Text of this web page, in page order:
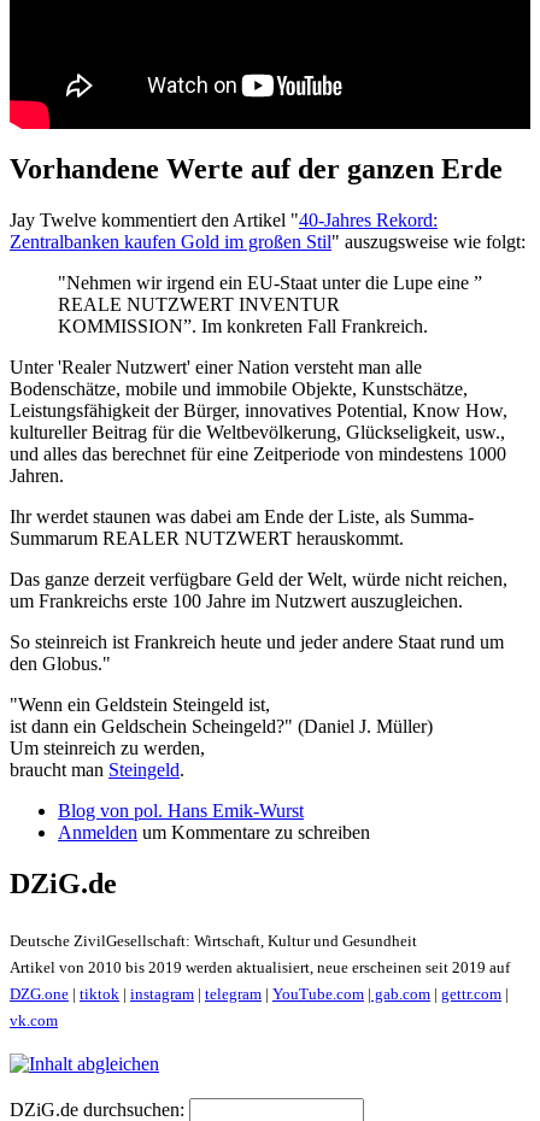
Vorhandene Werte auf der ganzen Erde
Jay Twelve kommentiert den Artikel "40-Jahres Rekord:
Zentralbanken kaufen Gold im großen Stil" auszugsweise wie folgt:
"Nehmen wir irgend ein EU-Staat unter die Lupe eine ”
REALE NUTZWERT INVENTUR
KOMMISSION”. Im konkreten Fall Frankreich.
Unter 'Realer Nutzwert' einer Nation versteht man alle
Bodenschätze, mobile und immobile Objekte, Kunstschätze,
Leistungsfähigkeit der Bürger, innovatives Potential, Know How,
kultureller Beitrag für die Weltbevölkerung, Glückseligkeit, usw.,
und alles das berechnet für eine Zeitperiode von mindestens 1000
Jahren.
Ihr werdet staunen was dabei am Ende der Liste, als Summa-
Summarum REALER NUTZWERT herauskommt.
Das ganze derzeit verfügbare Geld der Welt, würde nicht reichen,
um Frankreichs erste 100 Jahre im Nutzwert auszugleichen.
So steinreich ist Frankreich heute und jeder andere Staat rund um
den Globus."
"Wenn ein Geldstein Steingeld ist,
ist dann ein Geldschein Scheingeld?" (Daniel J. Müller)
Um steinreich zu werden,
braucht man Steingeld.
Blog von pol. Hans Emik-Wurst
Anmelden um Kommentare zu schreiben
DZiG.de
Deutsche ZivilGesellschaft: Wirtschaft, Kultur und Gesundheit
Artikel von 2010 bis 2019 werden aktualisiert, neue erscheinen seit 2019 auf
DZG.one | tiktok | instagram | telegram | YouTube.com | gab.com | gettr.com |
vk.com
DZiG.de durchsuchen: